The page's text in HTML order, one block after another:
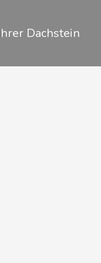
Dachstein